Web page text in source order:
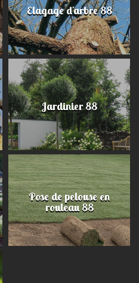
Elagage d'arbre 88
Jardinier 88
Pose de pelouse en
rouleau 88